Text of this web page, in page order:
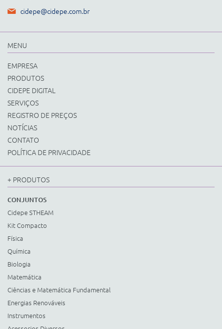
cidepe@cidepe.com.br
MENU
EMPRESA
PRODUTOS
CIDEPE DIGITAL
SERVIÇOS
REGISTRO DE PREÇOS
NOTÍCIAS
CONTATO
POLÍTICA DE PRIVACIDADE
+ PRODUTOS
CONJUNTOS
Cidepe STHEAM
Kit Compacto
Física
Química
Biologia
Matemática
Ciências e Matemática Fundamental
Energias Renováveis
Instrumentos